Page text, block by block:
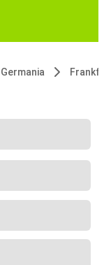
Germania